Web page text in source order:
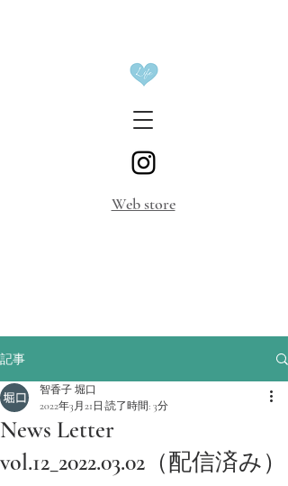
​Web store
記事
News Letter
vol.12_2022.03.02（配信済み）
智香子 堀口
2022年3月21日 読了時間: 3分